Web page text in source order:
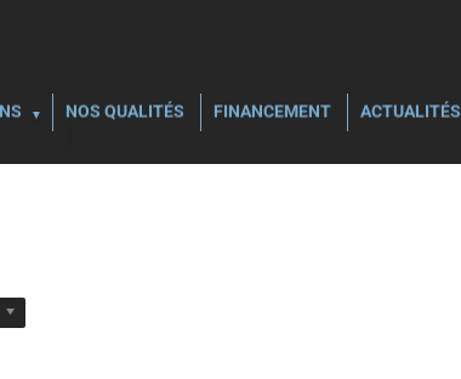
NOS QUALITÉS FINANCEMENT ACTUALITÉS